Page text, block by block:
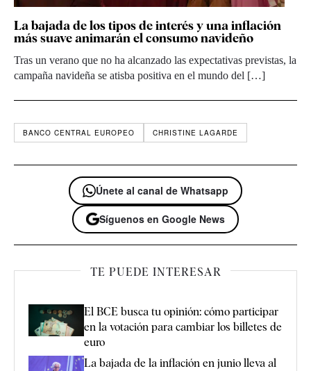
La bajada de los tipos de interés y una inflación
más suave animarán el consumo navideño
Tras un verano que no ha alcanzado las expectativas previstas, la
campaña navideña se atisba positiva en el mundo del […]
BANCO CENTRAL EUROPEO CHRISTINE LAGARDE
Únete al canal de Whatsapp
Síguenos en Google News
TE PUEDE INTERESAR
El BCE busca tu opinión: cómo participar
en la votación para cambiar los billetes de
euro
La bajada de la inflación en junio lleva al